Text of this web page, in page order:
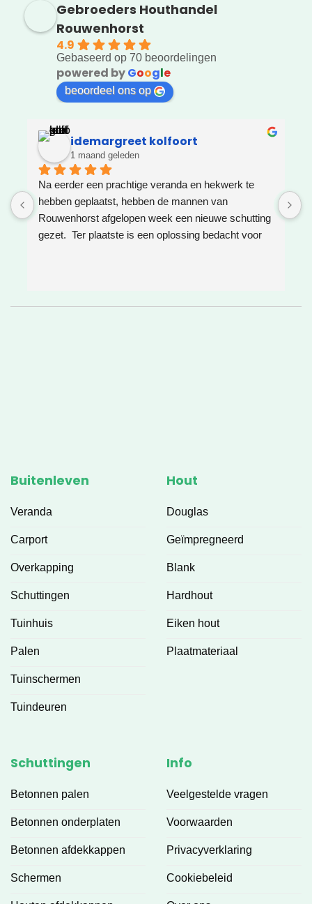
Gebroeders Houthandel
Rouwenhorst
4.9
Gebaseerd op 70 beoordelingen
powered byGoogle
beoordeel ons op
idemargreet kolfoort
1 maand geleden
Na eerder een prachtige veranda en hekwerk te
hebben geplaatst, hebben de mannen van
Rouwenhorst afgelopen week een nieuwe schutting
gezet.  Ter plaatste is een oplossing bedacht voor
Buitenleven
Veranda
Carport
Overkapping
Schuttingen
Tuinhuis
Palen
Tuinschermen
Tuindeuren
Hout
Douglas
Geïmpregneerd
Blank
Hardhout
Eiken hout
Plaatmateriaal
Schuttingen
Betonnen palen
Betonnen onderplaten
Betonnen afdekkappen
Schermen
Info
Veelgestelde vragen
Voorwaarden
Privacyverklaring
Cookiebeleid